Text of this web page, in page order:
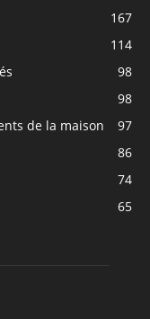
167
114
98
98
de la maison
97
86
74
65